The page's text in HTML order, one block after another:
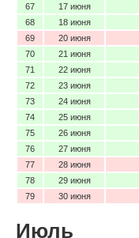
67 17 июня
68
18 июня
69
20 июня
70
21 июня
71
22 июня
72
23 июня
73
24 июня
74
25 июня
75
26 июня
76
27 июня
77
28 июня
78
29 июня
79
30 июня
Июль